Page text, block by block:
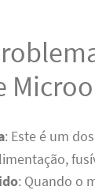
: Este é um
: Quando o